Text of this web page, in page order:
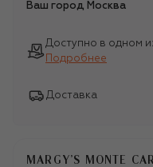
Ваш город Москва
Доступно в одном
Подробнее
Доставка
MARGY’S MONTE